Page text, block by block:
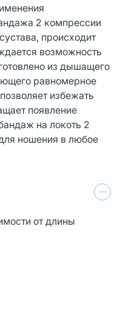
2 компрессии
происходит
возможность
из дышащего
равномерное
избежать
появление
на локоть 2
ношения в любое
от длины